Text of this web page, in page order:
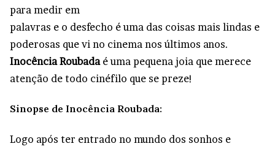
para medir em
palavras e o desfecho é uma das coisas mais lindas e
poderosas que vi no cinema nos últimos anos.
Inocência Roubadaé uma pequena joia que merece
atenção de todo cinéfilo que se preze!
Sinopse de Inocência Roubada:
Logo após ter entrado no mundo dos sonhos e